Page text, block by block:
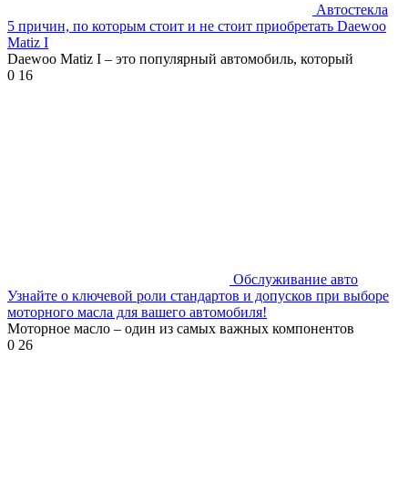
Автостекла
5 причин, по которым стоит и не стоит приобретать Daewoo
Matiz I
Daewoo Matiz I – это популярный автомобиль, который
0 16
Обслуживание авто
Узнайте о ключевой роли стандартов и допусков при выборе
моторного масла для вашего автомобиля!
Моторное масло – один из самых важных компонентов
0 26